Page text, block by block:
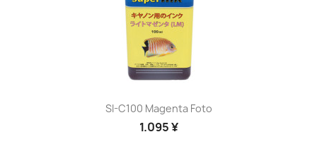
SI-C100 Magenta Foto
1.095 ¥